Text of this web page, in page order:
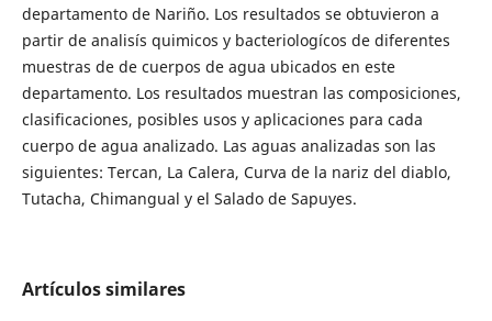
departamento de Nariño. Los resultados se obtuvieron a
partir de analisís quimicos y bacteriologícos de diferentes
muestras de de cuerpos de agua ubicados en este
departamento. Los resultados muestran las composiciones,
clasificaciones, posibles usos y aplicaciones para cada
cuerpo de agua analizado. Las aguas analizadas son las
siguientes: Tercan, La Calera, Curva de la nariz del diablo,
Tutacha, Chimangual y el Salado de Sapuyes.
Artículos similares